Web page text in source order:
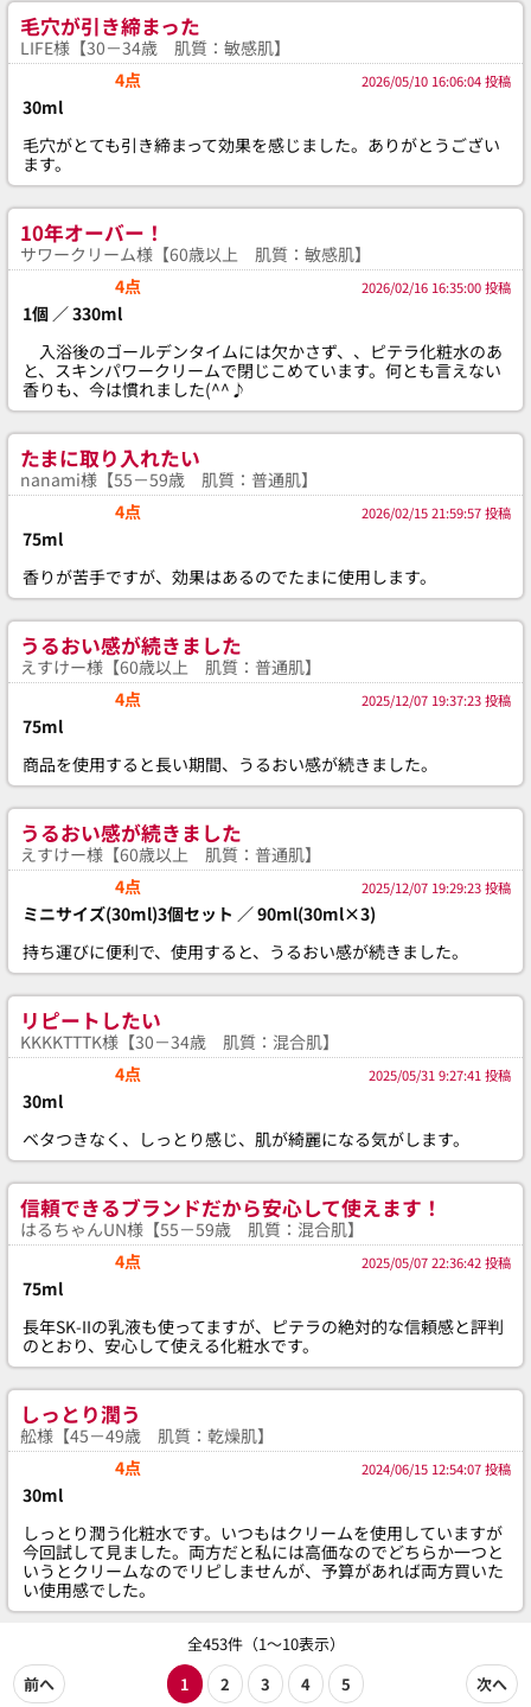
毛穴が引き締まった
LIFE様【30－34歳 肌質：敏感肌】
4点
2026/05/10 16:06:04 投稿
30ml
毛穴がとても引き締まって効果を感じました。ありがとうござい
ます。
10年オーバー！
サワークリーム様【60歳以上 肌質：敏感肌】
4点
2026/02/16 16:35:00 投稿
1個 ／ 330ml
入浴後のゴールデンタイムには欠かさず、、ピテラ化粧水のあ
と、スキンパワークリームで閉じこめています。何とも言えない
香りも、今は慣れました(^^♪
たまに取り入れたい
nanami様【55－59歳 肌質：普通肌】
4点
2026/02/15 21:59:57 投稿
75ml
香りが苦手ですが、効果はあるのでたまに使用します。
うるおい感が続きました
えすけー様【60歳以上 肌質：普通肌】
4点
2025/12/07 19:37:23 投稿
75ml
商品を使用すると長い期間、うるおい感が続きました。
うるおい感が続きました
えすけー様【60歳以上 肌質：普通肌】
4点
2025/12/07 19:29:23 投稿
ミニサイズ(30ml)3個セット ／ 90ml(30ml×3)
持ち運びに便利で、使用すると、うるおい感が続きました。
リピートしたい
KKKKTTTK様【30－34歳 肌質：混合肌】
4点
2025/05/31 9:27:41 投稿
30ml
ベタつきなく、しっとり感じ、肌が綺麗になる気がします。
信頼できるブランドだから安心して使えます！
はるちゃんUN様【55－59歳 肌質：混合肌】
4点
2025/05/07 22:36:42 投稿
75ml
長年SK-IIの乳液も使ってますが、ピテラの絶対的な信頼感と評判
のとおり、安心して使える化粧水です。
しっとり潤う
舩様【45－49歳 肌質：乾燥肌】
4点
2024/06/15 12:54:07 投稿
30ml
しっとり潤う化粧水です。いつもはクリームを使用していますが
今回試して見ました。両方だと私には高価なのでどちらか一つと
いうとクリームなのでリピしませんが、予算があれば両方買いた
い使用感でした。
全453件（1～10表示）
前へ
1 2 3 4 5 次へ